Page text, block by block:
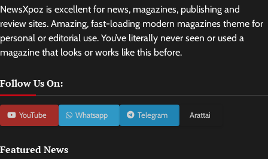
NewsXpoz is excellent for news, magazines, publishing and
review sites. Amazing, fast-loading modern magazines theme for
personal or editorial use. You’ve literally never seen or used a
magazine that looks or works like this before.
Follow Us On:
YouTube Whatsapp Telegram Arattai
Featured News